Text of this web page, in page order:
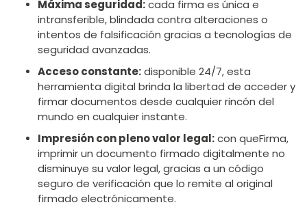
Máxima seguridad:cada firma es única e
intransferible, blindada contra alteraciones o
intentos de falsificación gracias a tecnologías de
seguridad avanzadas.
Acceso constante:disponible 24/7, esta
herramienta digital brinda la libertad de acceder y
firmar documentos desde cualquier rincón del
mundo en cualquier instante.
Impresión con pleno valor legal:con queFirma,
imprimir un documento firmado digitalmente no
disminuye su valor legal, gracias a un código
seguro de verificación que lo remite al original
firmado electrónicamente.